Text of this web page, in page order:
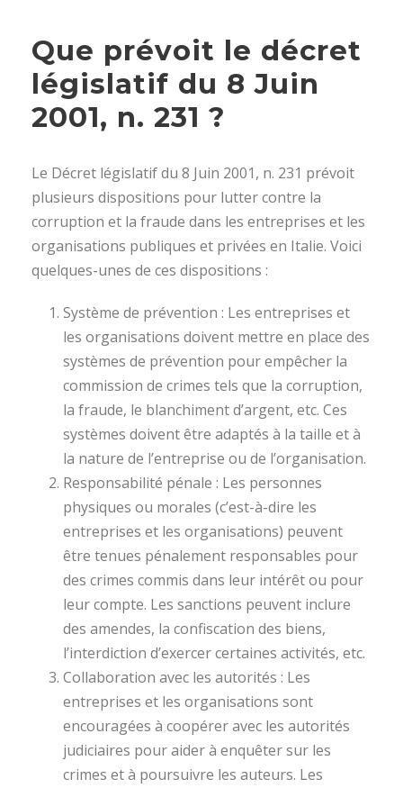
Que prévoit le décret
législatif du 8 Juin
2001, n. 231 ?
Le Décret législatif du 8 Juin 2001, n. 231 prévoit
plusieurs dispositions pour lutter contre la
corruption et la fraude dans les entreprises et les
organisations publiques et privées en Italie. Voici
quelques-unes de ces dispositions :
Système de prévention : Les entreprises et
les organisations doivent mettre en place des
systèmes de prévention pour empêcher la
commission de crimes tels que la corruption,
la fraude, le blanchiment d’argent, etc. Ces
systèmes doivent être adaptés à la taille et à
la nature de l’entreprise ou de l’organisation.
Responsabilité pénale : Les personnes
physiques ou morales (c’est-à-dire les
entreprises et les organisations) peuvent
être tenues pénalement responsables pour
des crimes commis dans leur intérêt ou pour
leur compte. Les sanctions peuvent inclure
des amendes, la confiscation des biens,
l’interdiction d’exercer certaines activités, etc.
Collaboration avec les autorités : Les
entreprises et les organisations sont
encouragées à coopérer avec les autorités
judiciaires pour aider à enquêter sur les
crimes et à poursuivre les auteurs. Les